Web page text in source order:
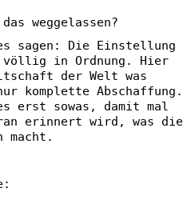
weggelassen?
sagen: Die Einstellung
völlig in Ordnung. Hier
der Welt was
komplette Abschaffung.
erst sowas, damit mal
erinnert wird, was die
macht.